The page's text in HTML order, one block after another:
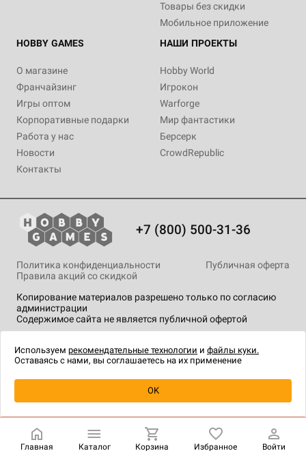
Уведомить о наличии
Товары без скидки
Мобильное приложение
HOBBY GAMES
О магазине
Франчайзинг
Игры оптом
Корпоративные подарки
Работа у нас
Новости
Контакты
НАШИ ПРОЕКТЫ
Hobby World
Игрокон
Warforge
Мир фантастики
Берсерк
CrowdRepublic
+7 (800) 500-31-36
Копирование материалов разрешено только по согласию
администрации
Содержимое сайта не является публичной офертой
Политика конфиденциальности
Публичная оферта
Правила акций со скидкой
технологии.
Главная Каталог Корзина Избранное Войти
Используем рекомендательные технологии и файлы куки.
Оставаясь с нами, вы соглашаетесь на их применение
OK